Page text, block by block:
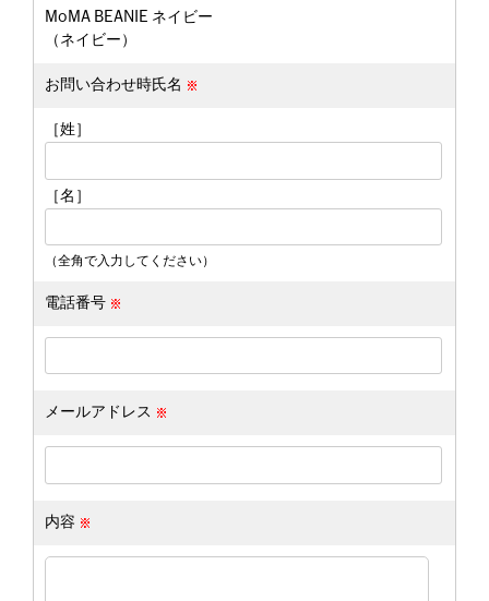
MoMA BEANIE ネイビー
（ネイビー）
お問い合わせ時氏名
［姓］
［名］
（全角で入力してください）
電話番号
メールアドレス
内容